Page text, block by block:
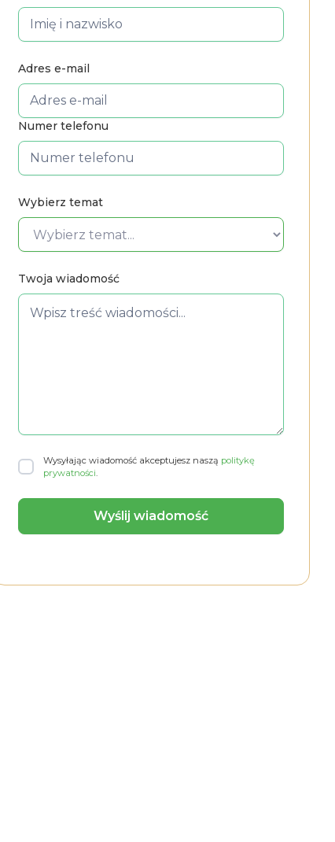
Adres e-mail
Numer telefonu
Wybierz temat
Twoja wiadomość
Wysyłając wiadomość akceptujesz naszą politykę
prywatności.